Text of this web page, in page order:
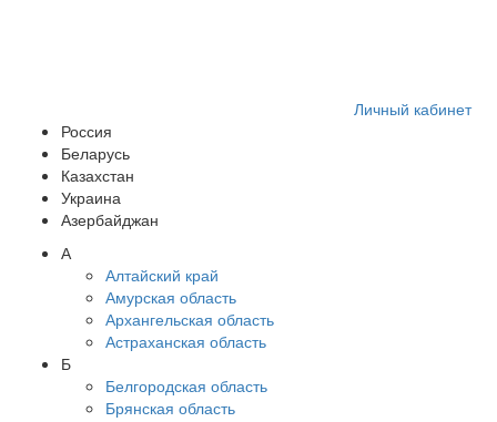
Личный кабинет
Россия
Беларусь
Казахстан
Украина
Азербайджан
А
Алтайский край
Амурская область
Архангельская область
Астраханская область
Б
Белгородская область
Брянская область